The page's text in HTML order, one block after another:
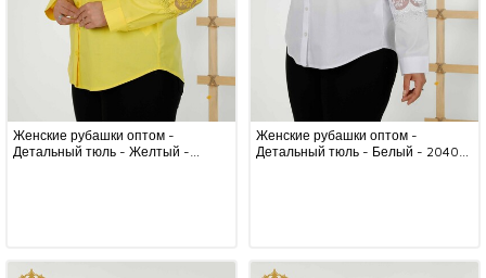
Женские рубашки оптом -
Детальный тюль - Желтый -
Женские рубашки оптом -
Детальный тюль - Белый - 20407